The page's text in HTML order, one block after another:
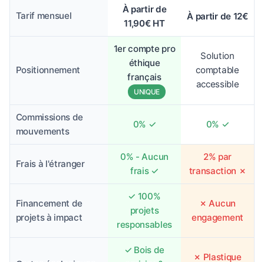
Tarif mensuel
À partir de
11,90€ HT
À partir de 12€
Positionnement
1er compte pro
éthique
français
UNIQUE
Solution
comptable
accessible
Commissions de
mouvements
0% ✓ 0% ✓
Frais à l'étranger
0% - Aucun
frais ✓
2% par
transaction ✗
Financement de
projets à impact
✓ 100%
projets
responsables
✗ Aucun
engagement
✓ Bois de
✗ Plastique